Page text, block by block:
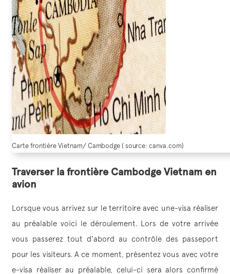
Carte frontière Vietnam/ Cambodge ( source: canva.com)
Traverser la frontière Cambodge Vietnam en
avion
Lorsque vous arrivez sur le territoire avec une-visa réaliser
au préalable voici le déroulement. Lors de votre arrivée
vous passerez tout d’abord au contrôle des passeport
pour les visiteurs. A ce moment, présentez vous avec votre
e-visa réaliser au préalable, celui-ci sera alors confirmé